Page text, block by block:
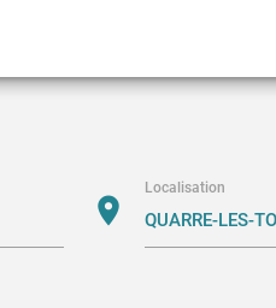
location_on
Localisation